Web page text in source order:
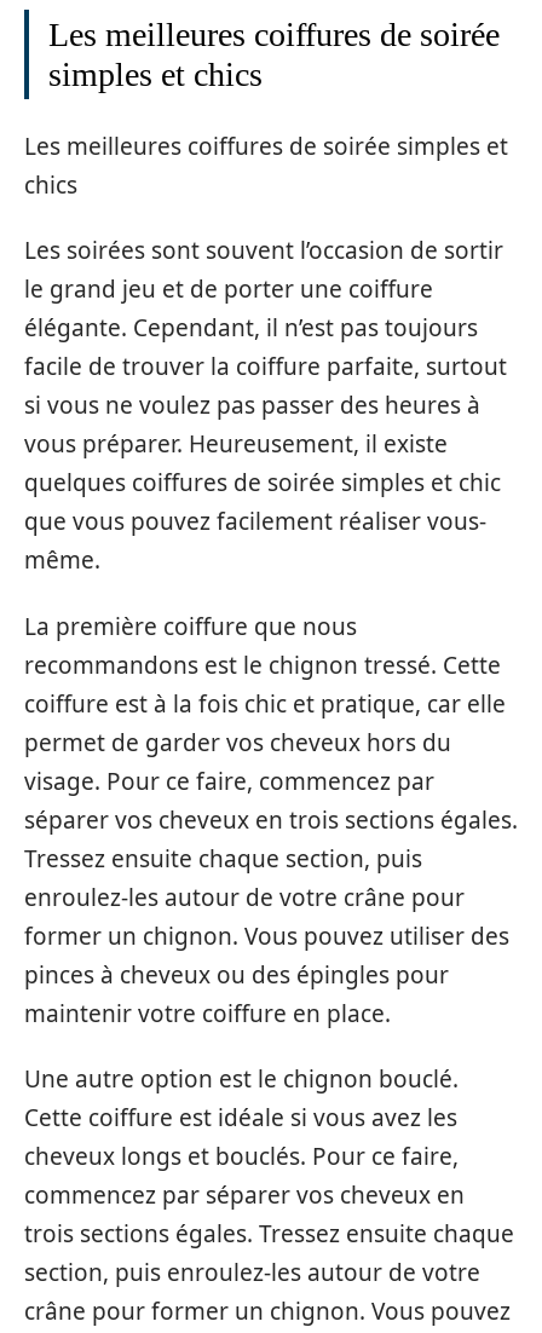
Les meilleures coiffures de soirée
simples et chics
Les meilleures coiffures de soirée simples et
chics
Les soirées sont souvent l’occasion de sortir
le grand jeu et de porter une coiffure
élégante. Cependant, il n’est pas toujours
facile de trouver la coiffure parfaite, surtout
si vous ne voulez pas passer des heures à
vous préparer. Heureusement, il existe
quelques coiffures de soirée simples et chic
que vous pouvez facilement réaliser vous-
même.
La première coiffure que nous
recommandons est le chignon tressé. Cette
coiffure est à la fois chic et pratique, car elle
permet de garder vos cheveux hors du
visage. Pour ce faire, commencez par
séparer vos cheveux en trois sections égales.
Tressez ensuite chaque section, puis
enroulez-les autour de votre crâne pour
former un chignon. Vous pouvez utiliser des
pinces à cheveux ou des épingles pour
maintenir votre coiffure en place.
Une autre option est le chignon bouclé.
Cette coiffure est idéale si vous avez les
cheveux longs et bouclés. Pour ce faire,
commencez par séparer vos cheveux en
trois sections égales. Tressez ensuite chaque
section, puis enroulez-les autour de votre
crâne pour former un chignon. Vous pouvez